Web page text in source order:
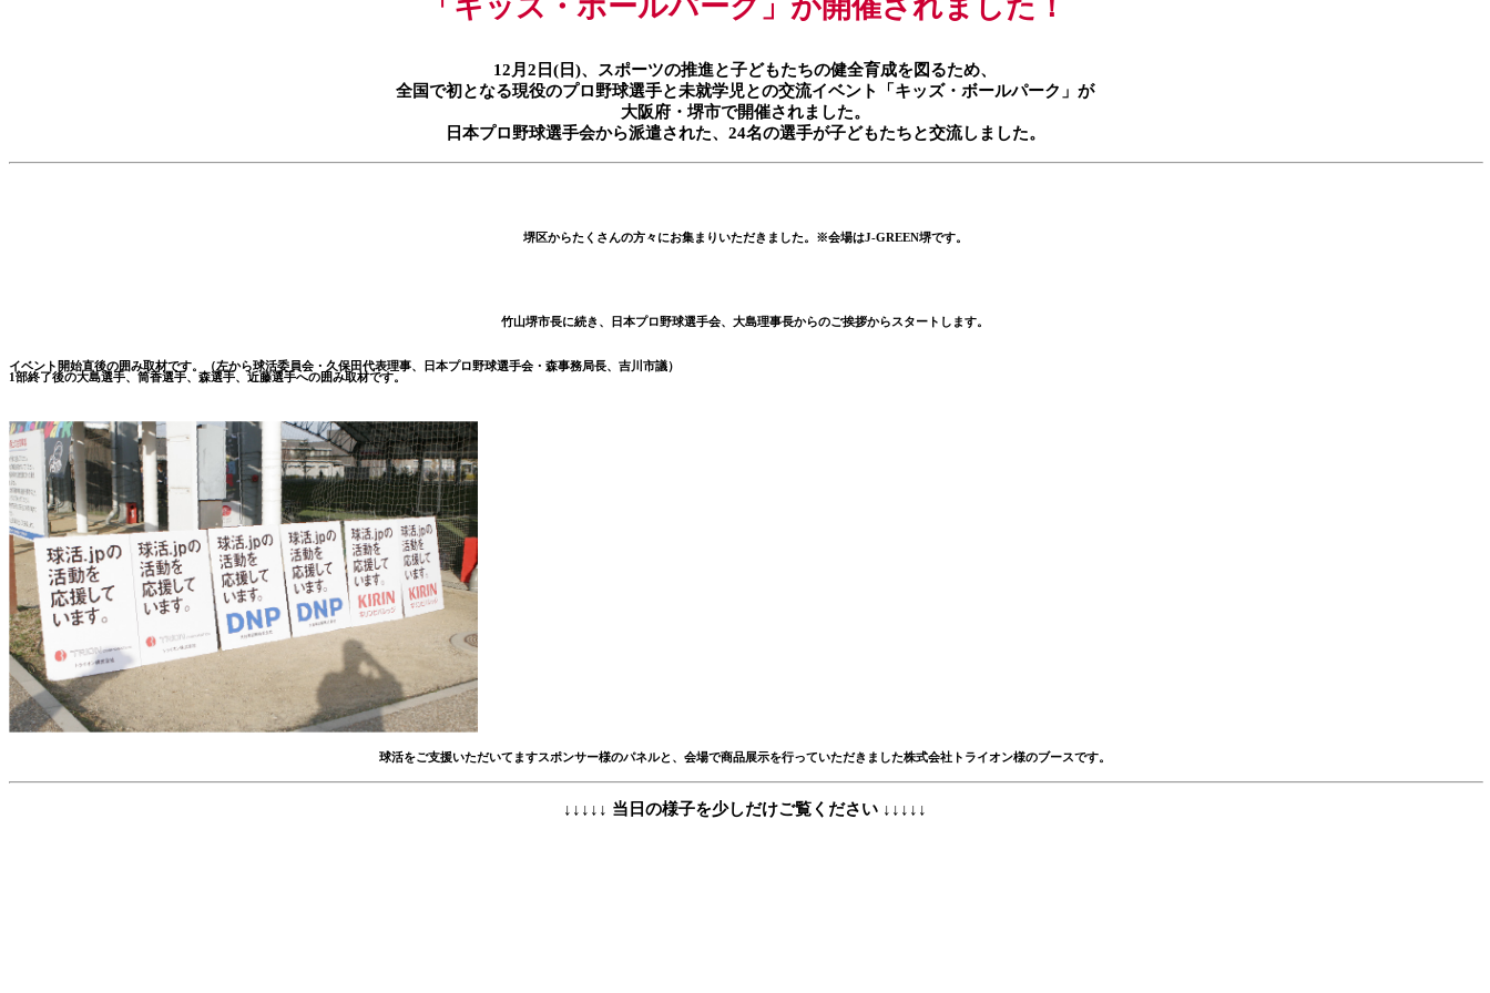
12月2日(日)、スポーツの推進と子どもたちの健全育成を図るため、
全国で初となる現役のプロ野球選手と未就学児との交流イベント「キッズ・ボールパーク」が
大阪府・堺市で開催されました。
日本プロ野球選手会から派遣された、24名の選手が子どもたちと交流しました。
堺区からたくさんの方々にお集まりいただきました。※会場はJ-GREEN堺です。
竹山堺市長に続き、日本プロ野球選手会、大島理事長からのご挨拶からスタートします。
イベント開始直後の囲み取材です。（左から球活委員会・久保田代表理事、日本プロ野球選手会・森事務局長、吉川市議）
1部終了後の大島選手、筒香選手、森選手、近藤選手への囲み取材です。
球活をご支援いただいてますスポンサー様のパネルと、会場で商品展示を行っていただきました株式会社トライオン様のブースです。
↓↓↓↓↓ 当日の様子を少しだけご覧ください ↓↓↓↓↓